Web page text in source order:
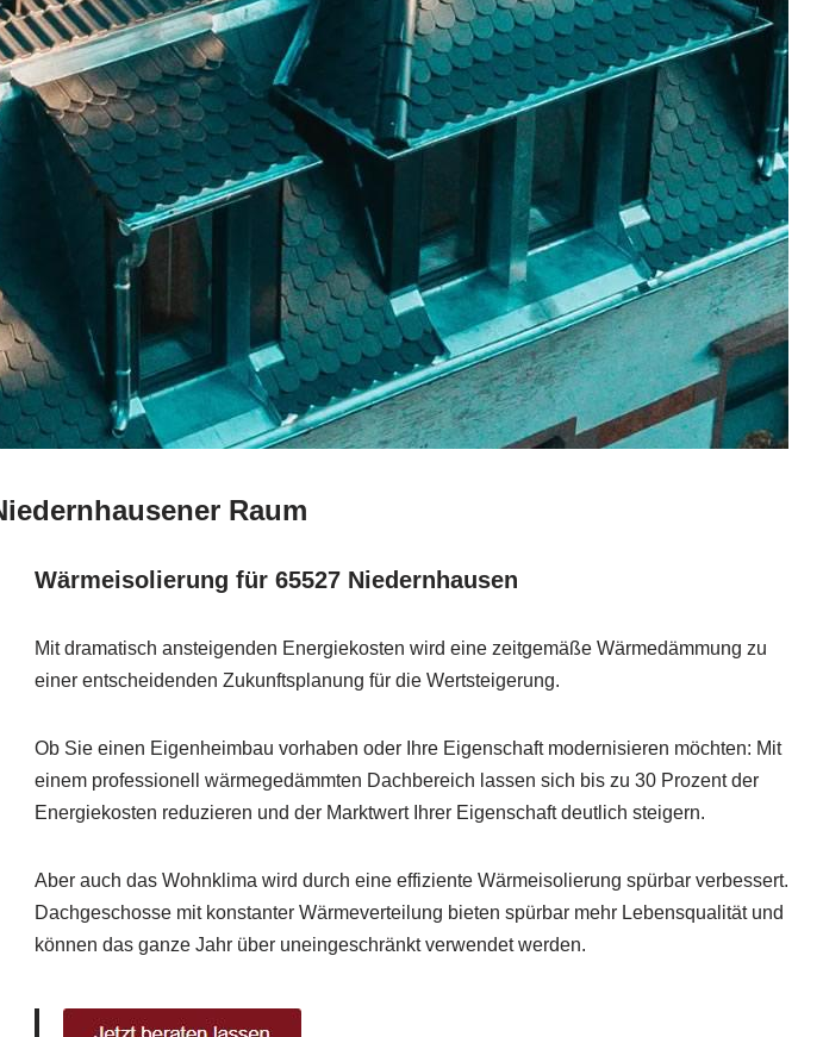
Raum
Wärmeisolierung für 65527 Niedernhausen
Mit dramatisch ansteigenden Energiekosten wird eine zeitgemäße Wärmedämmung zu
einer entscheidenden Zukunftsplanung für die Wertsteigerung.
Ob Sie einen Eigenheimbau vorhaben oder Ihre Eigenschaft modernisieren möchten: Mit
einem professionell wärmegedämmten Dachbereich lassen sich bis zu 30 Prozent der
Energiekosten reduzieren und der Marktwert Ihrer Eigenschaft deutlich steigern.
Aber auch das Wohnklima wird durch eine effiziente Wärmeisolierung spürbar verbessert.
Dachgeschosse mit konstanter Wärmeverteilung bieten spürbar mehr Lebensqualität und
können das ganze Jahr über uneingeschränkt verwendet werden.